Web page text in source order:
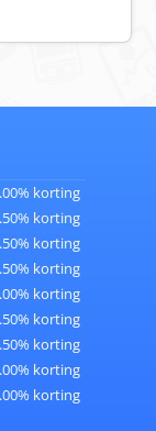
korting
korting
korting
korting
korting
korting
korting
korting
korting